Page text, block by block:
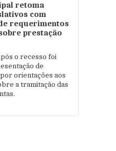
retoma
com
requerimentos
prestação
o recesso foi
de
orientações aos
a tramitação das